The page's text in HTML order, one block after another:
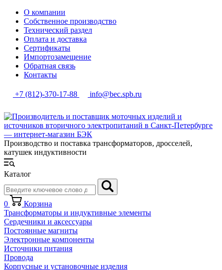
О компании
Собственное производство
Технический раздел
Оплата и доставка
Сертификаты
Импортозамещение
Обратная связь
Контакты
+7 (812)-370-17-88 info@bec.spb.ru
Производство и поставка трансформаторов, дросселей,
катушек индуктивности
Каталог
0
Корзина
Трансформаторы и индуктивные элементы
Сердечники и аксессуары
Постоянные магниты
Электронные компоненты
Источники питания
Провода
Корпусные и установочные изделия